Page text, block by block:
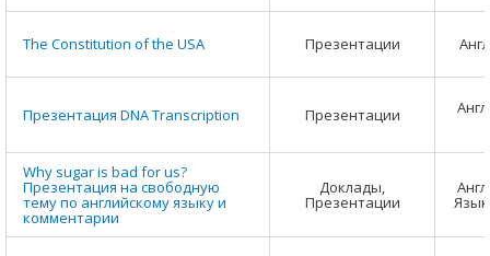
The Constitution of the USA Презентации
Презентация DNA Transcription Презентации
Why sugar is bad for us?
Презентация на свободную
тему по английскому языку и
комментарии
Доклады,
Презентации